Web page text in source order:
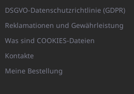
DSGVO-Datenschutzrichtlinie (GDPR)
Reklamationen und Gewährleistung
Was sind COOKIES-Dateien
Kontakte
Meine Bestellung